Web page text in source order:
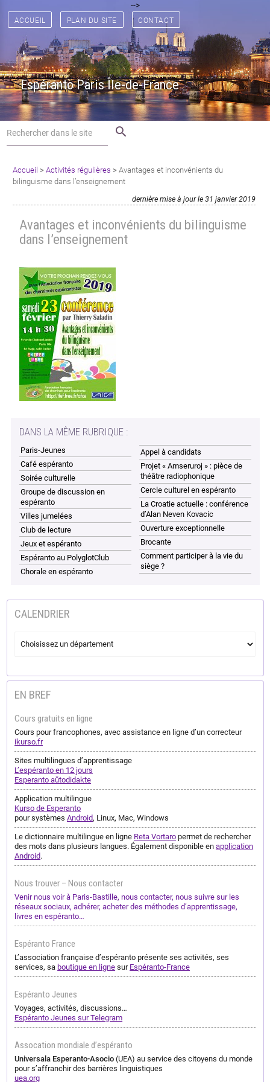
] [] [] [
-->
ACCUEIL PLAN DU SITE CONTACT
Espéranto Paris Île-de-France
search
Accueil > Activités régulières > Avantages et inconvénients du
bilinguisme dans l’enseignement
dernière mise à jour le 31 janvier 2019
Avantages et inconvénients du bilinguisme
dans l’enseignement
DANS LA MÊME RUBRIQUE :
Paris-Jeunes
Café espéranto
Soirée culturelle
Groupe de discussion en
espéranto
Villes jumelées
Club de lecture
Jeux et espéranto
Espéranto au PolyglotClub
Chorale en espéranto
Appel à candidats
Projet « Amseruroj » : pièce de
théâtre radiophonique
Cercle culturel en espéranto
La Croatie actuelle : conférence
d’Alan Neven Kovacic
Ouverture exceptionnelle
Brocante
Comment participer à la vie du
siège ?
CALENDRIER
EN BREF
Cours gratuits en ligne
Cours pour francophones, avec assistance en ligne d’un correcteur
ikurso.fr
Sites multilingues d’apprentissage
L’espéranto en 12 jours
Esperanto aŭtodidakte
Application multilingue
Kurso de Esperanto
pour systèmesAndroid, Linux, Mac, Windows
Le dictionnaire multilingue en ligne Reta Vortaro permet de rechercher
des mots dans plusieurs langues. Également disponible enapplication
Android.
Nous trouver – Nous contacter
Venir nous voir à Paris-Bastille, nous contacter, nous suivre sur les
réseaux sociaux, adhérer, acheter des méthodes d’apprentissage,
livres en espéranto…
Espéranto France
L’association française d’espéranto présente ses activités, ses
services, saboutique en ligne sur Espéranto-France
Espéranto Jeunes
Voyages, activités, discussions…
Espéranto Jeunes sur Telegram
Assocation mondiale d’espéranto
Universala Esperanto-Asocio (UEA) au service des citoyens du monde
pour s’affranchir des barrières linguistiques
uea.org